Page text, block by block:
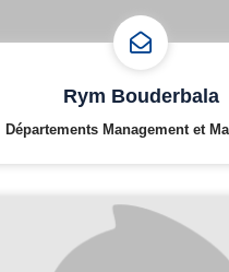
Rym Bouderbala
Départements Management et